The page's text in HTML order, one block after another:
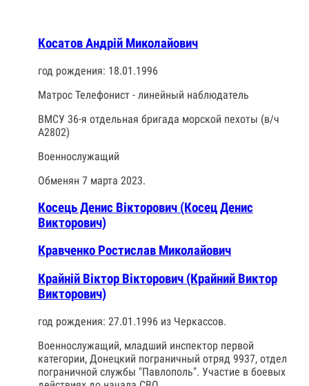
Косатов Андрій Миколайович
год рождения: 18.01.1996
Матрос Телефонист - линейный наблюдатель
ВМСУ 36-я отдельная бригада морской пехоты (в/ч
А2802)
Военнослужащий
Обменян 7 марта 2023.
Косець Денис Вікторович (Косец Денис
Викторович)
Кравченко Ростислав Миколайович
Крайній Віктор Вікторович (Крайний Виктор
Викторович)
год рождения: 27.01.1996 из Черкассов.
Военнослужащий, младший инспектор первой
категории, Донецкий пограничный отряд 9937, отдел
пограничной службы "Павлополь". Участие в боевых